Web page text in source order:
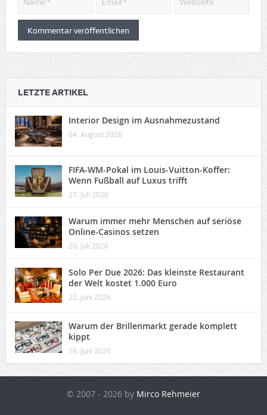
LETZTE ARTIKEL
Interior Design im Ausnahmezustand
04. August 2026
FIFA-WM-Pokal im Louis-Vuitton-Koffer:
Wenn Fußball auf Luxus trifft
27. Juli 2026
Warum immer mehr Menschen auf seriöse
Online-Casinos setzen
20. Juli 2026
Solo Per Due 2026: Das kleinste Restaurant
der Welt kostet 1.000 Euro
22. Juni 2026
Warum der Brillenmarkt gerade komplett
kippt
16. Juni 2026
© 2007 - 2026 by Mirco Rehmeier